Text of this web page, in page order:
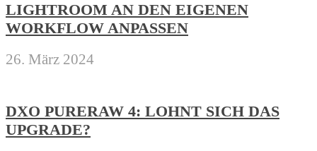
LIGHTROOM AN DEN EIGENEN
WORKFLOW ANPASSEN
26. März 2024
DXO PURERAW 4: LOHNT SICH DAS
UPGRADE?